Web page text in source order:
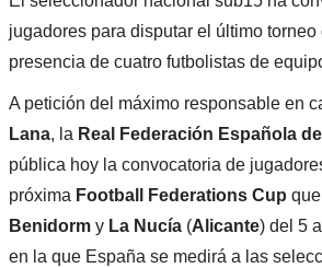
jugadores para disputar el último torneo
presencia de cuatro futbolistas de
A petición del máximo responsable en
Lana, la Real Federación Española
pública hoy la convocatoria de
próxima Football Federations Cup
Benidorm y La Nucía(Alicante) del 5
en la que España se medirá a las